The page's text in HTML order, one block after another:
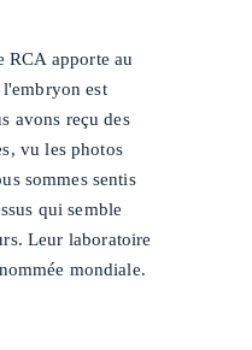
RCA apporte au
est
avons reçu des
vu les photos
sommes sentis
qui semble
Leur laboratoire
mondiale.